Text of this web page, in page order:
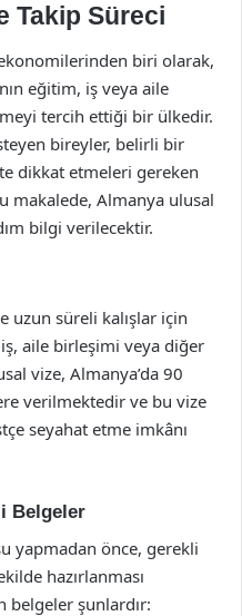
Takip Süreci
biri olarak,
eğitim, iş veya aile
tercih ettiği bir ülkedir.
bireyler, belirli bir
dikkat etmeleri gereken
makalede, Almanya ulusal
bilgi verilecektir.
uzun süreli kalışlar için
aile birleşimi veya diğer
vize, Almanya’da 90
verilmektedir ve bu vize
seyahat etme imkânı
Belgeler
yapmadan önce, gerekli
hazırlanması
belgeler şunlardır: